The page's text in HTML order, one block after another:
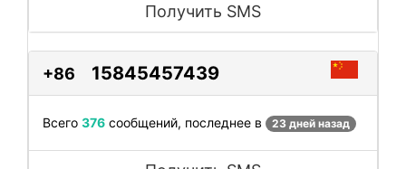
Получить SMS
+86 15845457439
Всего 376 сообщений, последнее в 23 дней назад